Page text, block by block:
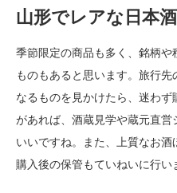
山形でレアな日本
季節限定の商品も多く、銘柄
ものもあると思います。旅行
なるものを見かけたら、迷わ
があれば、酒蔵見学や蔵元直営
いいですね。また、上質なお酒
購入後の保管もていねいに行い